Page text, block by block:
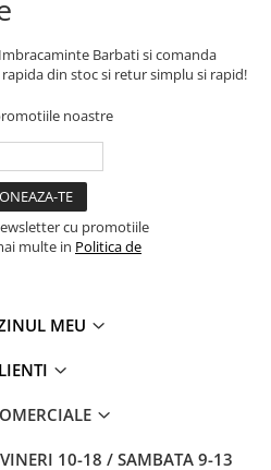
Barbati si comanda
din stoc si retur simplu si rapid!
noastre
cu promotiile
multe in Politica de
MEU
10-18 / SAMBATA 9-13